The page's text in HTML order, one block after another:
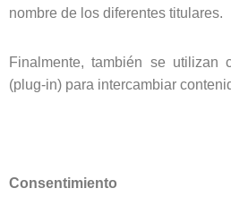
nombre de los diferentes titulares.
Finalmente, también se utilizan
(plug-in) para intercambiar
Consentimiento